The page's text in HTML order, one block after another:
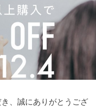
、誠にありがとうござ